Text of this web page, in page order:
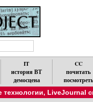
IT
история ВТ
демосцена
CC
почитать
посмотреть
, LiveJournal